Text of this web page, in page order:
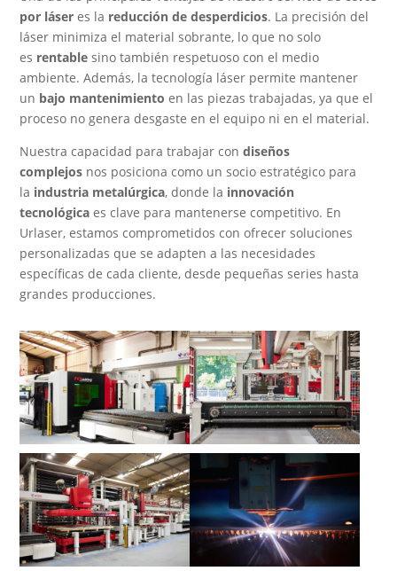
por láser es la reducción de desperdicios. La precisión del
láser minimiza el material sobrante, lo que no solo
es rentable sino también respetuoso con el medio
ambiente. Además, la tecnología láser permite mantener
un bajo mantenimiento en las piezas trabajadas, ya que el
proceso no genera desgaste en el equipo ni en el material.
Nuestra capacidad para trabajar con diseños
complejos nos posiciona como un socio estratégico para
la industria metalúrgica, donde la innovación
tecnológica es clave para mantenerse competitivo. En
Urlaser, estamos comprometidos con ofrecer soluciones
personalizadas que se adapten a las necesidades
específicas de cada cliente, desde pequeñas series hasta
grandes producciones.